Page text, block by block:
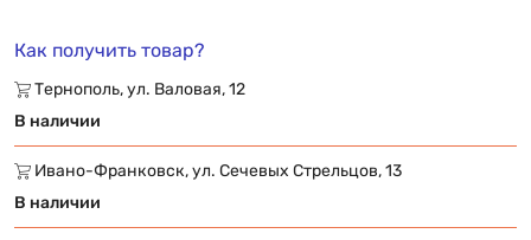
Как получить товар?
Тернополь, ул. Валовая, 12
В наличии
Ивано-Франковск, ул. Сечевых Стрельцов, 13
В наличии